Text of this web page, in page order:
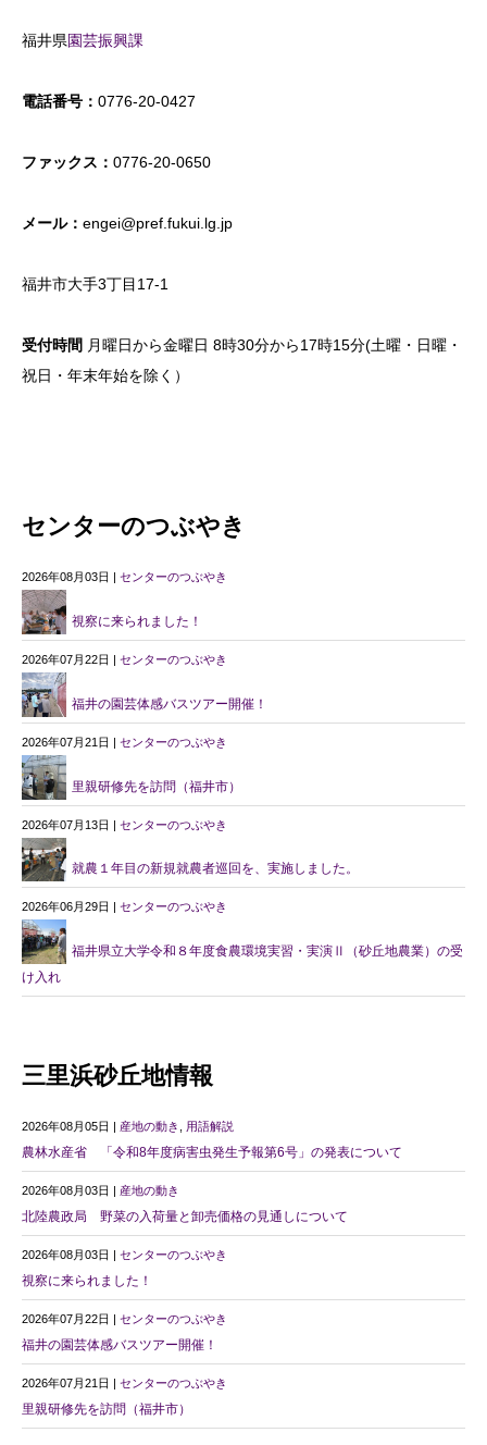
福井県園芸振興課
電話番号： 0776-20-0427
ファックス： 0776-20-0650
メール： engei@pref.fukui.lg.jp
福井市大手3丁目17-1
受付時間 月曜日から金曜日 8時30分から17時15分(土曜・日曜・
祝日・年末年始を除く）
センターのつぶやき
2026年08月03日 | センターのつぶやき
視察に来られました！
2026年07月22日 | センターのつぶやき
福井の園芸体感バスツアー開催！
2026年07月21日 | センターのつぶやき
里親研修先を訪問（福井市）
2026年07月13日 | センターのつぶやき
就農１年目の新規就農者巡回を、実施しました。
2026年06月29日 | センターのつぶやき
福井県立大学令和８年度食農環境実習・実演Ⅱ（砂丘地農業）の受
け入れ
三里浜砂丘地情報
2026年08月05日 | 産地の動き 用語解説
農林水産省 「令和8年度病害虫発生予報第6号」の発表について
2026年08月03日 | 産地の動き
北陸農政局 野菜の入荷量と卸売価格の見通しについて
2026年08月03日 | センターのつぶやき
視察に来られました！
2026年07月22日 | センターのつぶやき
福井の園芸体感バスツアー開催！
2026年07月21日 | センターのつぶやき
里親研修先を訪問（福井市）